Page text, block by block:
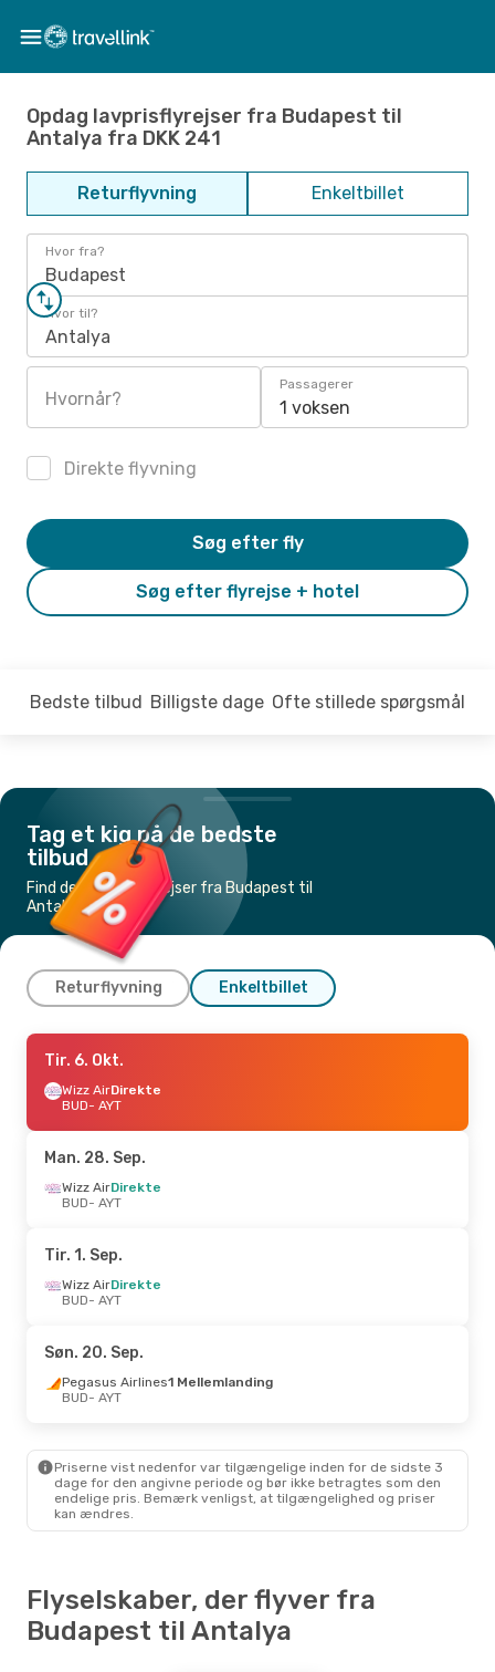
Opdag lavprisflyrejser fra Budapest til
Antalya fra DKK 241
Returflyvning Enkeltbillet
Hvor fra?
Budapest
Hvor til?
Antalya
Hvornår?
Passagerer
1 voksen
Direkte flyvning
Søg efter flyrejse + hotel
Søg efter fly
Bedste tilbud Billigste dage Ofte stillede spørgsmål
Tag et kig på de bedste
tilbud
Find de billigste flyrejser fra Budapest til
Antalya
Returflyvning Enkeltbillet
Tir. 6. Okt.
Wizz AirDirekte
BUD- AYT
AYT- BUD
Tor. 10. Sep.- Tir. 15. Sep.
Pegasus Airlines
1 Mellemlanding
AYT- BUD
Wizz Air Direkte
BUD- AYT
Pegasus Airlines
Tir. 6. Okt.
Wizz AirDirekte
BUD- AYT
Man. 28. Sep.
Wizz AirDirekte
BUD- AYT
Tir. 1. Sep.
Wizz AirDirekte
BUD- AYT
Søn. 20. Sep.
Pegasus Airlines1 Mellemlanding
BUD- AYT
Priserne vist nedenfor var tilgængelige inden for de sidste 3
dage for den angivne periode og bør ikke betragtes som den
endelige pris. Bemærk venligst, at tilgængelighed og priser
kan ændres.
Flyselskaber, der flyver fra
Budapest til Antalya